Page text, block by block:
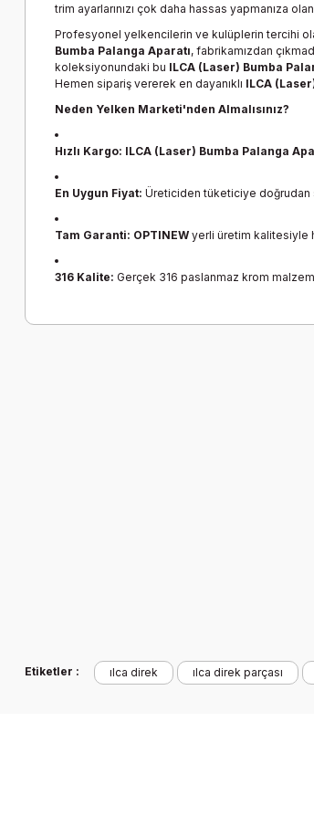
trim ayarlarınızı çok daha hassas yapmanıza
Profesyonel yelkencilerin ve kulüplerin tercihi
Bumba Palanga Aparatı, fabrikamızdan
koleksiyonundaki bu ILCA (Laser) Bumba
Hemen sipariş vererek en dayanıklı ILCA
Neden Yelken Marketi'nden Almalısınız?
Hızlı Kargo: ILCA (Laser) Bumba Palanga
En Uygun Fiyat: Üreticiden tüketiciye doğrudan
Tam Garanti: OPTINEW yerli üretim kalitesiyle
316 Kalite: Gerçek 316 paslanmaz krom
Etiketler : ılca direk ılca direk parçası